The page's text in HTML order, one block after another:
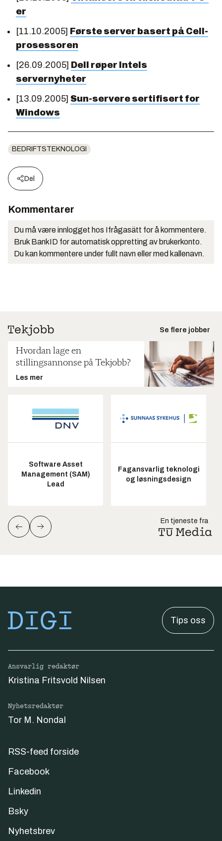
er
[11.10.2005] Første server basert på Cell-
prosessoren
[26.09.2005] Dell røper Intels
servernyheter
[13.09.2005] Sun-servere sertifisert for
Windows
BEDRIFTSTEKNOLOGI
Del
Kommentarer
Du må være innlogget hos Ifrågasätt for å kommentere.
Bruk BankID for automatisk oppretting av brukerkonto.
Du kan kommentere under fullt navn eller med kallenavn.
Se flere jobber
Hvordan lage en
stillingsannonse på Tekjobb?
Les mer
Software Asset
Management (SAM)
Lead
Fagansvarlig teknologi
og løsningsdesign
En tjeneste fra
Tips oss
Ansvarlig redaktør
Kristina Fritsvold Nilsen
Nyhetsredaktør
Tor M. Nondal
RSS-feed forside
Facebook
Linkedin
Bsky
Nyhetsbrev